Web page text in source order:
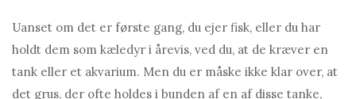
Uanset om det er første gang, du ejer fisk, eller du har
holdt dem som kæledyr i årevis, ved du, at de kræver en
tank eller et akvarium. Men du er måske ikke klar over, at
det grus, der ofte holdes i bunden af ​​en af ​​disse tanke,